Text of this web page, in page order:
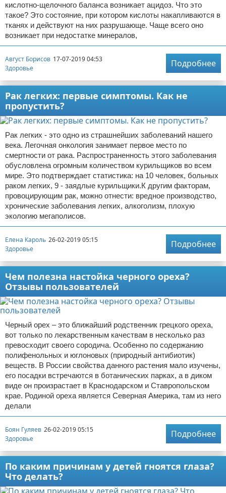
кислотно-щелочного баланса возникает ацидоз. Что это
такое? Это состояние, при котором кислоты накапливаются в
тканях и действуют на них разрушающе. Чаще всего оно
возникает при недостатке минералов,
Август Борисов 17-07-2019 04:53
Здоровье
Подробнее
Рак легких: первые симптомы. Как не
пропустить?
Рак легких - это одно из страшнейших заболеваний нашего
века. Легочная онкология занимает первое место по
смертности от рака. Распространенность этого заболевания
обусловлена огромным количеством курильщиков во всем
мире. Это подтверждает статистика: на 10 человек, больных
раком легких, 9 - заядлые курильщики.К другим факторам,
провоцирующим рак, можно отнести: вредное производство,
хронические заболевания легких, алкоголизм, плохую
экологию мегаполисов.
Елена Кароль 26-02-2019 05:15
Здоровье
Подробнее
Чем полезна настойка черного ореха?
Отзывы пользователей
Черный орех – это ближайший родственник грецкого ореха,
вот только по лекарственным качествам в несколько раз
превосходит своего сородича. Особенно по содержанию
полифенольных и юглоновых (природный антибиотик)
веществ. В России свойства данного растения мало изучены,
его посадки встречаются в ботанических парках, а в диком
виде он произрастает в Краснодарском и Ставропольском
крае. Родиной ореха является Северная Америка, там из него
делали
Боян Гуляев 26-02-2019 05:15
Здоровье
Подробнее
По каким причинам у детей гноятся глаза?
Что делать?